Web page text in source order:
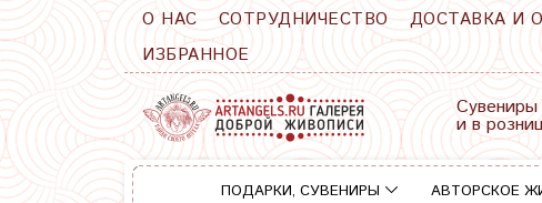
О НАС СОТРУДНИЧЕСТВО ДОСТАВКА И
ИЗБРАННОЕ
Сувениры
и в
ПОДАРКИ, СУВЕНИРЫ АВТОРСКОЕ